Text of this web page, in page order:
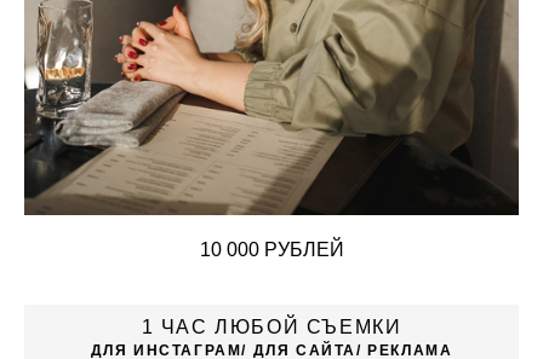
10 000 РУБЛЕЙ
1 ЧАС ЛЮБОЙ СЪЕМКИ
ДЛЯ ИНСТАГРАМ/ ДЛЯ САЙТА/ РЕКЛАМА